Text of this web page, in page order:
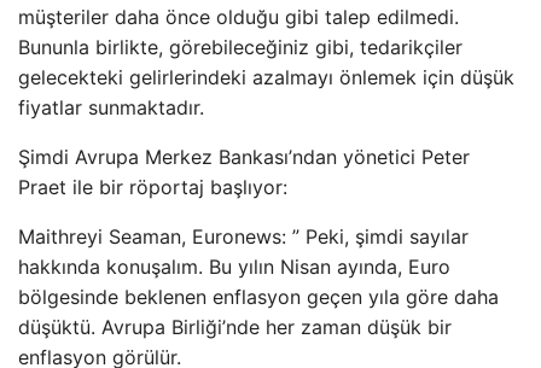
müşteriler daha önce olduğu gibi talep edilmedi.
Bununla birlikte, görebileceğiniz gibi, tedarikçiler
gelecekteki gelirlerindeki azalmayı önlemek için düşük
fiyatlar sunmaktadır.
Şimdi Avrupa Merkez Bankası’ndan yönetici Peter
Praet ile bir röportaj başlıyor:
Maithreyi Seaman, Euronews: ” Peki, şimdi sayılar
hakkında konuşalım. Bu yılın Nisan ayında, Euro
bölgesinde beklenen enflasyon geçen yıla göre daha
düşüktü. Avrupa Birliği’nde her zaman düşük bir
enflasyon görülür.